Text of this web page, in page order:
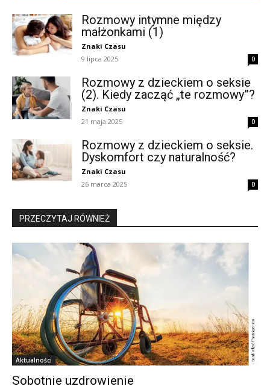
Rozmowy intymne między
małżonkami (1)
Znaki Czasu
9 lipca 2025
0
Rozmowy z dzieckiem o seksie
(2). Kiedy zacząć „te rozmowy”?
Znaki Czasu
21 maja 2025
0
Rozmowy z dzieckiem o seksie.
Dyskomfort czy naturalność?
Znaki Czasu
26 marca 2025
0
PRZECZYTAJ RÓWNIEŻ
Aktualności
Sobotnie uzdrowienie